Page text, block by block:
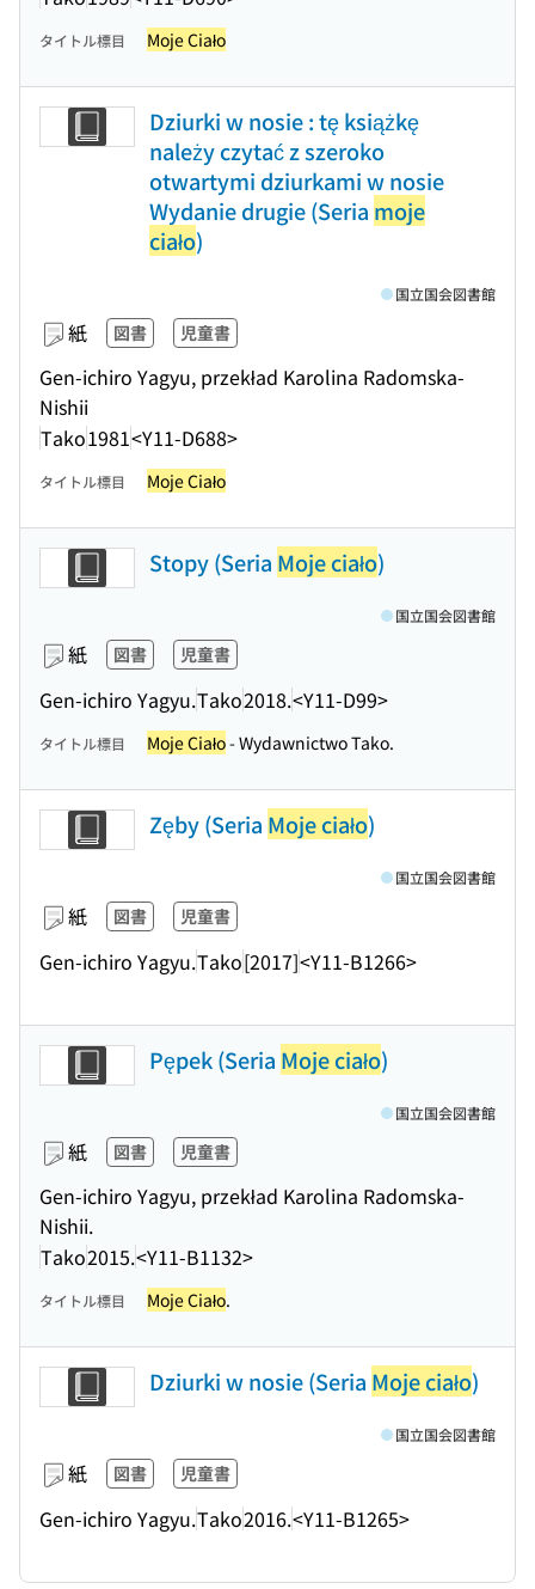
タイトル標目 Moje Ciało
Dziurki w nosie : tę książkę
należy czytać z szeroko
otwartymi dziurkami w nosie
Wydanie drugie (Seria moje
ciało)
紙 図書 児童書
Gen-ichiro Yagyu, przekład Karolina Radomska-
Nishii
Tako1981<Y11-D688>
国立国会図書館
タイトル標目 Moje Ciało
Stopy (Seria Moje ciało)
紙 図書 児童書
Gen-ichiro Yagyu.Tako2018.<Y11-D99>
国立国会図書館
タイトル標目 Moje Ciało- Wydawnictwo Tako.
Zęby (Seria Moje ciało)
紙 図書 児童書
Gen-ichiro Yagyu.Tako[2017]<Y11-B1266>
国立国会図書館
Pępek (Seria Moje ciało)
紙 図書 児童書
Gen-ichiro Yagyu, przekład Karolina Radomska-
Nishii.
Tako2015.<Y11-B1132>
国立国会図書館
タイトル標目 Moje Ciało.
Dziurki w nosie (Seria Moje ciało)
紙 図書 児童書
Gen-ichiro Yagyu.Tako2016.<Y11-B1265>
国立国会図書館